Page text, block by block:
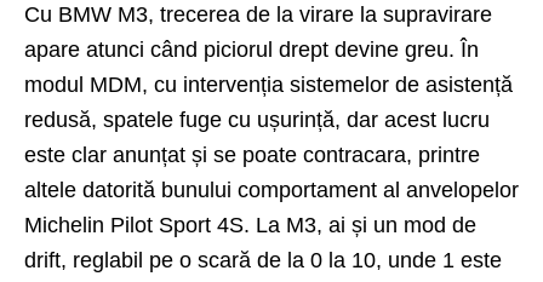
Cu BMW M3, trecerea de la virare la supravirare
apare atunci când piciorul drept devine greu. În
modul MDM, cu intervenția sistemelor de asistență
redusă, spatele fuge cu ușurință, dar acest lucru
este clar anunțat și se poate contracara, printre
altele datorită bunului comportament al anvelopelor
Michelin Pilot Sport 4S. La M3, ai și un mod de
drift, reglabil pe o scară de la 0 la 10, unde 1 este